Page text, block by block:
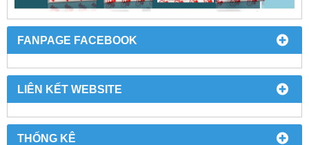
FANPAGE FACEBOOK
LIÊN KẾT WEBSITE
THỐNG KÊ